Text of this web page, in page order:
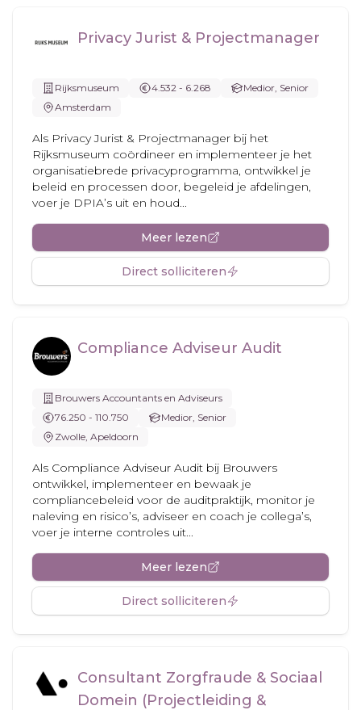
Privacy Jurist & Projectmanager
Rijksmuseum 4.532 - 6.268
Medior, Senior
Amsterdam
Als Privacy Jurist & Projectmanager bij het
Rijksmuseum coördineer en implementeer je het
organisatiebrede privacyprogramma, ontwikkel je
beleid en processen door, begeleid je afdelingen,
voer je DPIA’s uit en houd...
Meer lezen
Direct solliciteren
Compliance Adviseur Audit
Brouwers Accountants en Adviseurs
76.250 - 110.750
Medior, Senior
Zwolle, Apeldoorn
Als Compliance Adviseur Audit bij Brouwers
ontwikkel, implementeer en bewaak je
compliancebeleid voor de auditpraktijk, monitor je
naleving en risico’s, adviseer en coach je collega’s,
voer je interne controles uit...
Meer lezen
Direct solliciteren
Consultant Zorgfraude & Sociaal
Domein (Projectleiding &